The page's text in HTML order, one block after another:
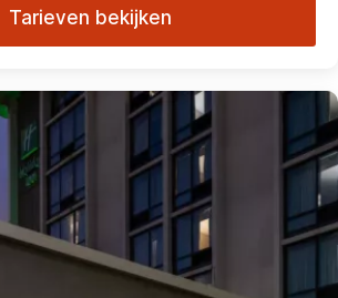
Tarieven bekijken